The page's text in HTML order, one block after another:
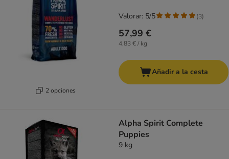
2 opciones
57,99 €
4,83 € / kg
Valorar: 5/5 (3)
Añadir a la cesta
Alpha Spirit Complete
Puppies
9 kg